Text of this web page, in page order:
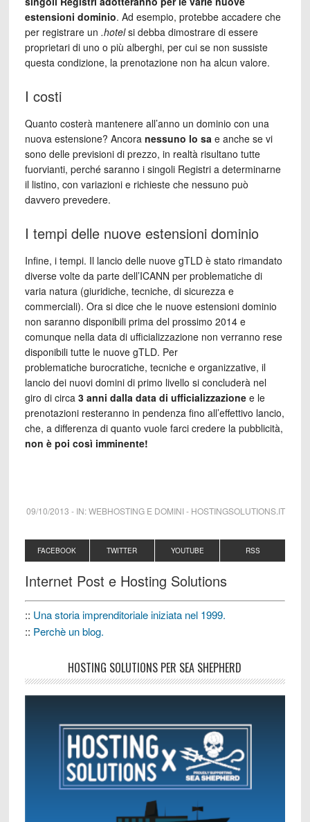
estensioni dominio. Ad esempio, protebbe accadere che
per registrare un .hotelsi debba dimostrare di essere
proprietari di uno o più alberghi, per cui se non sussiste
questa condizione, la prenotazione non ha alcun valore.
I costi
Quanto costerà mantenere all’anno un dominio con una
nuova estensione? Ancora nessuno lo sa e anche se vi
sono delle previsioni di prezzo, in realtà risultano tutte
fuorvianti, perché saranno i singoli Registri a determinarne
il listino, con variazioni e richieste che nessuno può
davvero prevedere.
I tempi delle nuove estensioni dominio
Infine, i tempi. Il lancio delle nuove gTLD è stato rimandato
diverse volte da parte dell’ICANN per problematiche di
varia natura (giuridiche, tecniche, di sicurezza e
commerciali). Ora si dice che le nuove estensioni dominio
non saranno disponibili prima del prossimo 2014 e
comunque nella data di ufficializzazione non verranno rese
disponibili tutte le nuove gTLD. Per
problematiche burocratiche, tecniche e organizzative, il
lancio dei nuovi domini di primo livello si concluderà nel
giro di circa 3 anni dalla data di ufficializzazione e le
prenotazioni resteranno in pendenza fino all’effettivo lancio,
che, a differenza di quanto vuole farci credere la pubblicità,
non è poi così imminente!
09/10/2013 - IN:WEBHOSTING E DOMINI- HOSTINGSOLUTIONS.IT
FACEBOOK TWITTER YOUTUBE RSS
Internet Post e Hosting Solutions
:: Una storia imprenditoriale iniziata nel 1999.
:: Perchè un blog.
HOSTING SOLUTIONS PER SEA SHEPHERD